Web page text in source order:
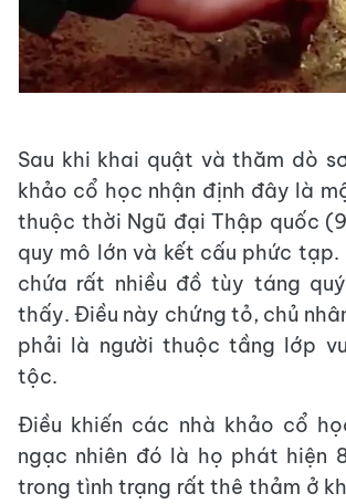
Sau khi khai quật và thăm dò
khảo cổ học nhận định đây là
thuộc thời Ngũ đại Thập quốc
quy mô lớn và kết cấu phức tạp.
chứa rất nhiều đồ tùy táng
thấy. Điều này chứng tỏ, chủ
phải là người thuộc tầng lớp
tộc.
Điều khiến các nhà khảo cổ
ngạc nhiên đó là họ phát hiện
trong tình trạng rất thê thảm ở